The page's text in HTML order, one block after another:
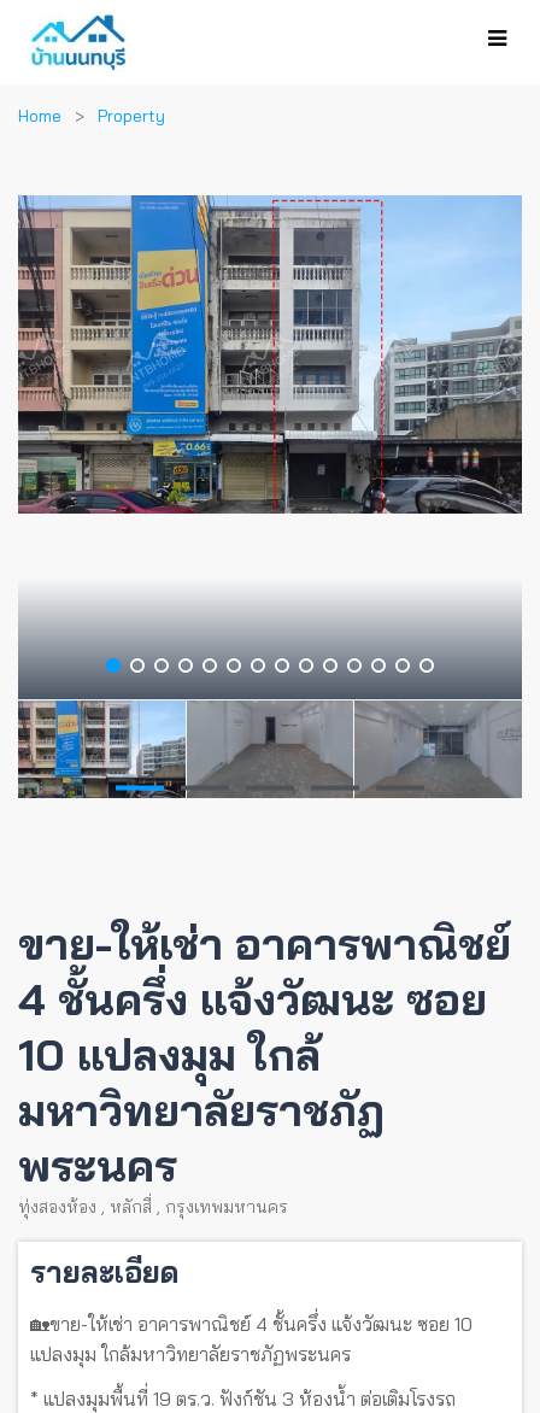
Home Property
ขาย-ให้เช่า อาคารพาณิชย์
4 ชั้นครึ่ง แจ้งวัฒนะ ซอย
10 แปลงมุม ใกล้
มหาวิทยาลัยราชภัฏ
พระนคร
ทุ่งสองห้อง , หลักสี่ , กรุงเทพมหานคร
รายละเอียด
🏡ขาย-ให้เช่า อาคารพาณิชย์ 4 ชั้นครึ่ง แจ้งวัฒนะ ซอย 10
แปลงมุม ใกล้มหาวิทยาลัยราชภัฏพระนคร
* แปลงมุมพื้นที่ 19 ตร.ว. ฟังก์ชัน 3 ห้องน้ำ ต่อเติมโรงรถ